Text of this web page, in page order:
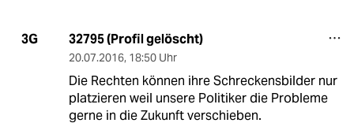
3G 32795 (Profil gelöscht)
20.07.2016, 18:50 Uhr
Die Rechten können ihre Schreckensbilder nur
platzieren weil unsere Politiker die Probleme
gerne in die Zukunft verschieben.